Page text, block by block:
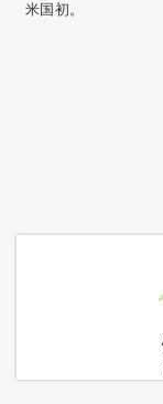
米国初。